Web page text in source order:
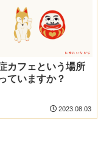
カフェという場所
ていますか？
2023.08.03